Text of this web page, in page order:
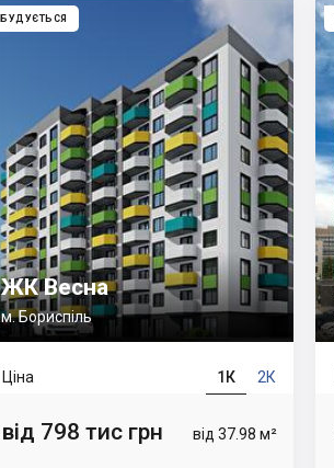
БУДУЄТЬСЯ
ЖК Весна
м. Бориспіль
1К 2К
Ціна
від 37.98 м²
від 798 тис грн